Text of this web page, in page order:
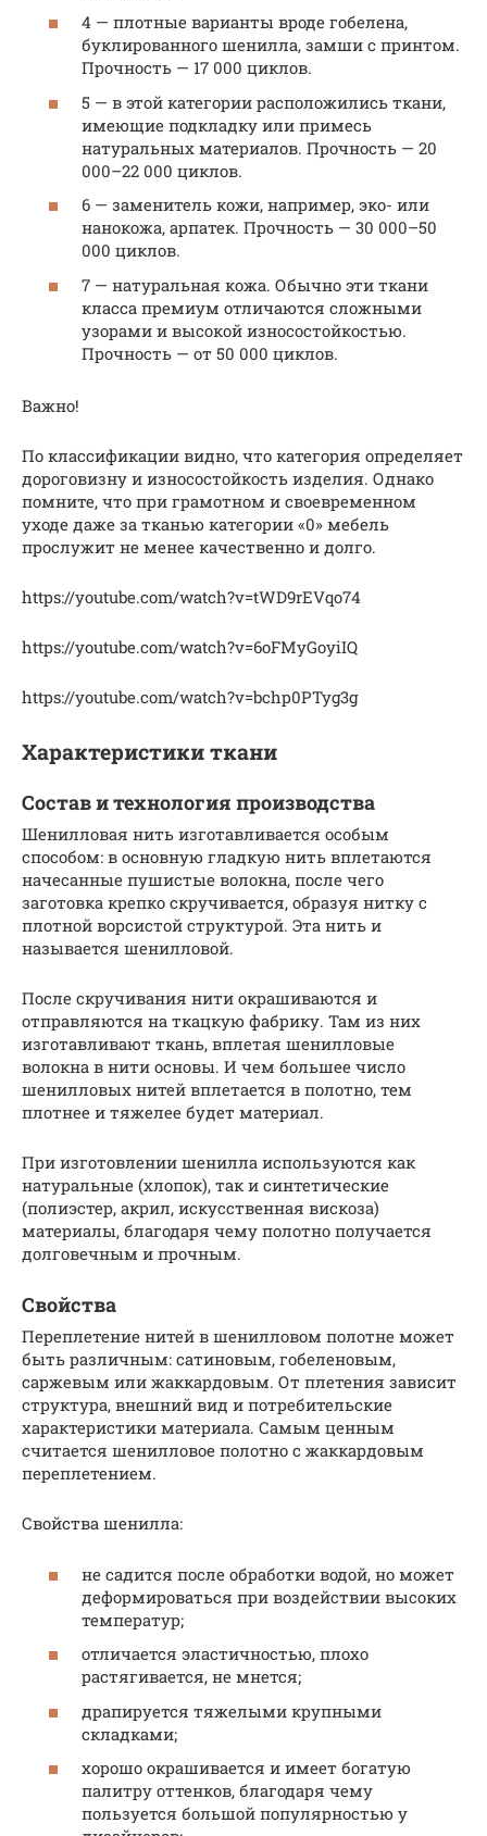
4 — плотные варианты вроде гобелена,
буклированного шенилла, замши с принтом.
Прочность — 17 000 циклов.
5 — в этой категории расположились ткани,
имеющие подкладку или примесь
натуральных материалов. Прочность — 20
000–22 000 циклов.
6 — заменитель кожи, например, эко- или
нанокожа, арпатек. Прочность — 30 000–50
000 циклов.
7 — натуральная кожа. Обычно эти ткани
класса премиум отличаются сложными
узорами и высокой износостойкостью.
Прочность — от 50 000 циклов.
Важно!
По классификации видно, что категория определяет
дороговизну и износостойкость изделия. Однако
помните, что при грамотном и своевременном
уходе даже за тканью категории «0» мебель
прослужит не менее качественно и долго.
https://youtube.com/watch?v=tWD9rEVqo74
https://youtube.com/watch?v=6oFMyGoyiIQ
https://youtube.com/watch?v=bchp0PTyg3g
Характеристики ткани
Состав и технология производства
Шенилловая нить изготавливается особым
способом: в основную гладкую нить вплетаются
начесанные пушистые волокна, после чего
заготовка крепко скручивается, образуя нитку с
плотной ворсистой структурой. Эта нить и
называется шенилловой.
После скручивания нити окрашиваются и
отправляются на ткацкую фабрику. Там из них
изготавливают ткань, вплетая шенилловые
волокна в нити основы. И чем большее число
шенилловых нитей вплетается в полотно, тем
плотнее и тяжелее будет материал.
При изготовлении шенилла используются как
натуральные (хлопок), так и синтетические
(полиэстер, акрил, искусственная вискоза)
материалы, благодаря чему полотно получается
долговечным и прочным.
Свойства
Переплетение нитей в шенилловом полотне может
быть различным: сатиновым, гобеленовым,
саржевым или жаккардовым. От плетения зависит
структура, внешний вид и потребительские
характеристики материала. Самым ценным
считается шенилловое полотно с жаккардовым
переплетением.
Свойства шенилла:
не садится после обработки водой, но может
деформироваться при воздействии высоких
температур;
отличается эластичностью, плохо
растягивается, не мнется;
драпируется тяжелыми крупными
складками;
хорошо окрашивается и имеет богатую
палитру оттенков, благодаря чему
пользуется большой популярностью у